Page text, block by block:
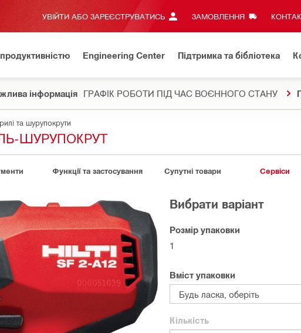
УВІЙТИ АБО ЗАРЕЄСТРУВАТИСЬ ЗАМОВЛЕННЯ
Engineering Center Підтримка та бібліотека
інформація ГРАФІК РОБОТИ ПІД ЧАС ВОЄННОГО СТАНУ
та шурупокрути
ШУРУПОКРУТ
Функції та застосування Супутні товари Сервіси
Вибрати варіант
Розмір упаковки
1
Вміст упаковки
Будь ласка, оберіть
Кількість